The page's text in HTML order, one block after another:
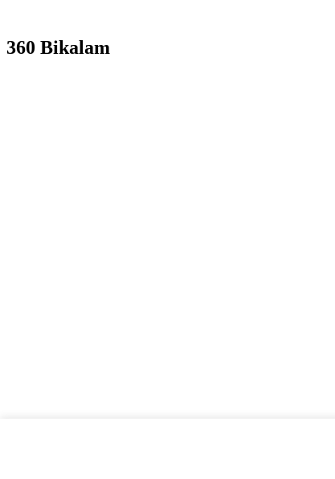
360 Bikalam